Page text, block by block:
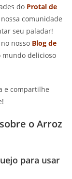
do Protal de
comunidade
seu paladar!
nosso Blog de
mundo delicioso
e compartilhe
o Arroz
para usar